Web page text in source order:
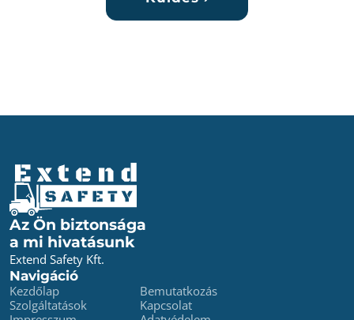
Az Ön biztonsága
a mi hivatásunk
Extend Safety Kft.
Navigáció
Kezdőlap
Bemutatkozás
Szolgáltatások
Kapcsolat